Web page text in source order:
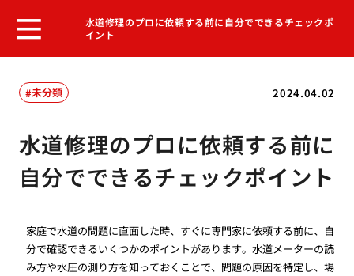
水道修理のプロに依頼する前に自分でできるチェックポ
イント
2024.04.02
未分類
水道修理のプロに依頼する前に
自分でできるチェックポイント
家庭で水道の問題に直面した時、すぐに専門家に依頼する前に、自
分で確認できるいくつかのポイントがあります。水道メーターの読
み方や水圧の測り方を知っておくことで、問題の原因を特定し、場